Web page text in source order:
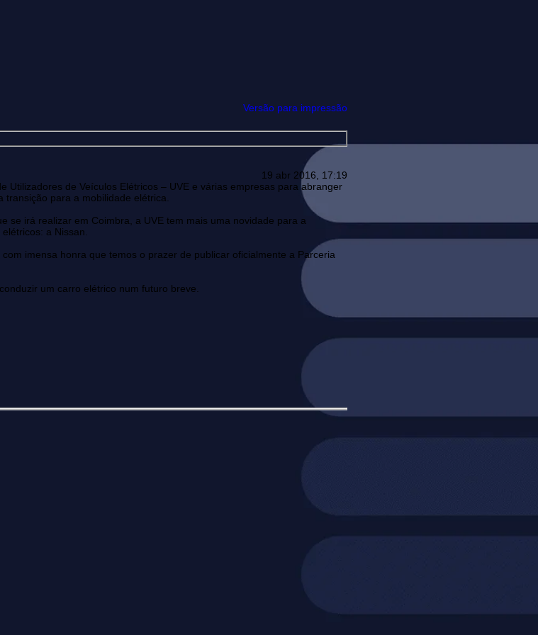
Versão para impressão
19 abr 2016, 17:19
de Veículos Elétricos – UVE e várias empresas para abranger
para a mobilidade elétrica.
se irá realizar em Coimbra, a UVE tem mais uma novidade para a
a Nissan.
imensa honra que temos o prazer de publicar oficialmente a Parceria
um carro elétrico num futuro breve.